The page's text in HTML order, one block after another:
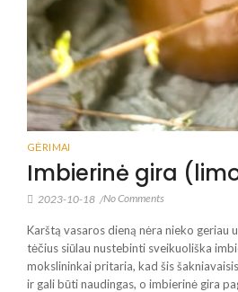
GĖRIMAI
Imbierinė gira
2023-10-18 /No Comments
Karštą vasaros dieną nėra nieko geriau
tėčius siūlau nustebinti sveikuoliška
mokslininkai pritaria, kad šis
ir gali būti naudingas, o imbierinė gira